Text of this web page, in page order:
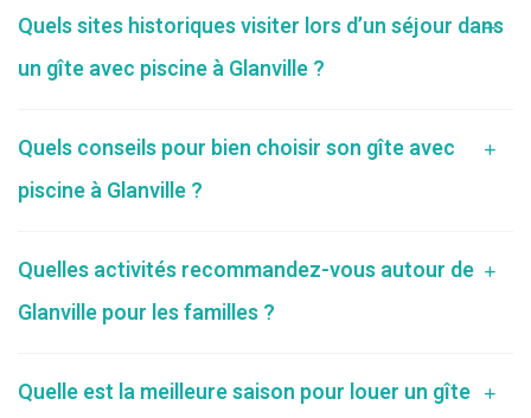
Quels sites historiques visiter lors d’un séjour dans
un gîte avec piscine à Glanville ?
Quels conseils pour bien choisir son gîte avec
piscine à Glanville ?
Quelles activités recommandez-vous autour de
Glanville pour les familles ?
Quelle est la meilleure saison pour louer un gîte